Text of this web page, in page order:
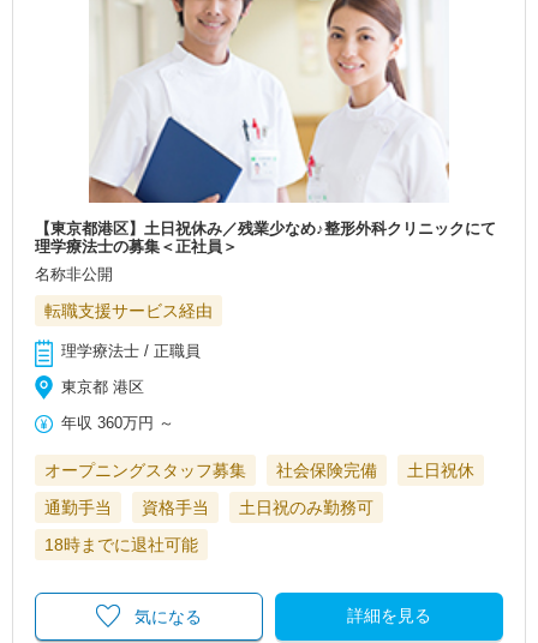
【東京都港区】土日祝休み／残業少なめ♪整形外科クリニックにて
理学療法士の募集＜正社員＞
名称非公開
転職支援サービス経由
理学療法士 / 正職員
東京都 港区
年収 360万円 ～
オープニングスタッフ募集 社会保険完備
土日祝休
通勤手当
資格手当
土日祝のみ勤務可
18時までに退社可能
詳細を見る
気になる